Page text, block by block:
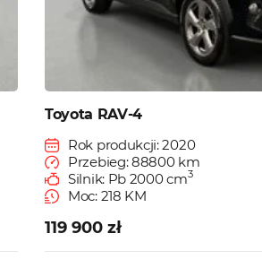
Toyota RAV-4
Rok produkcji: 2020
Przebieg: 88800 km
Silnik: Pb 2000 cm3
Moc: 218 KM
119 900 zł